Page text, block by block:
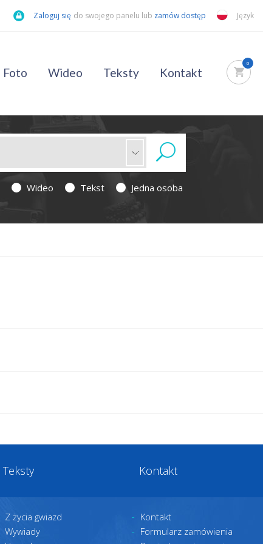
Zaloguj się do swojego panelu lub zamów dostęp Język
Foto Wideo Teksty Kontakt
0
Wideo Tekst Jedna osoba
Teksty Kontakt
Z życia gwiazd
Wywiady
Kontakt
Formularz zamówienia